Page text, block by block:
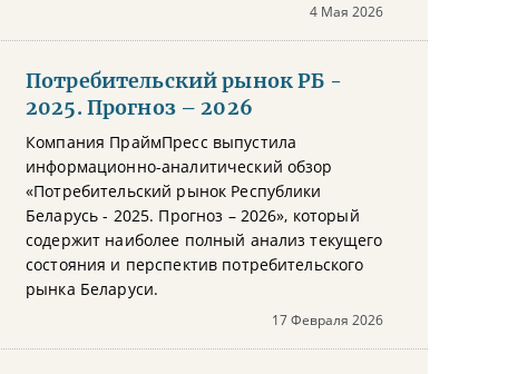
4 Мая 2026
Потребительский рынок РБ -
2025. Прогноз – 2026
Компания ПраймПресс выпустила
информационно-аналитический обзор
«Потребительский рынок Республики
Беларусь - 2025. Прогноз – 2026», который
содержит наиболее полный анализ текущего
состояния и перспектив потребительского
рынка Беларуси.
17 Февраля 2026